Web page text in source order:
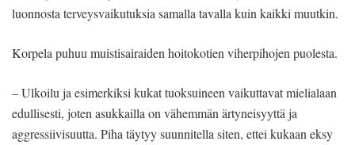
luonnosta terveysvaikutuksia samalla tavalla kuin kaikki muutkin.
Korpela puhuu muistisairaiden hoitokotien viherpihojen puolesta.
– Ulkoilu ja esimerkiksi kukat tuoksuineen vaikuttavat mielialaan
edullisesti, joten asukkailla on vähemmän ärtyneisyyttä ja
aggressiivisuutta. Piha täytyy suunnitella siten, ettei kukaan eksy